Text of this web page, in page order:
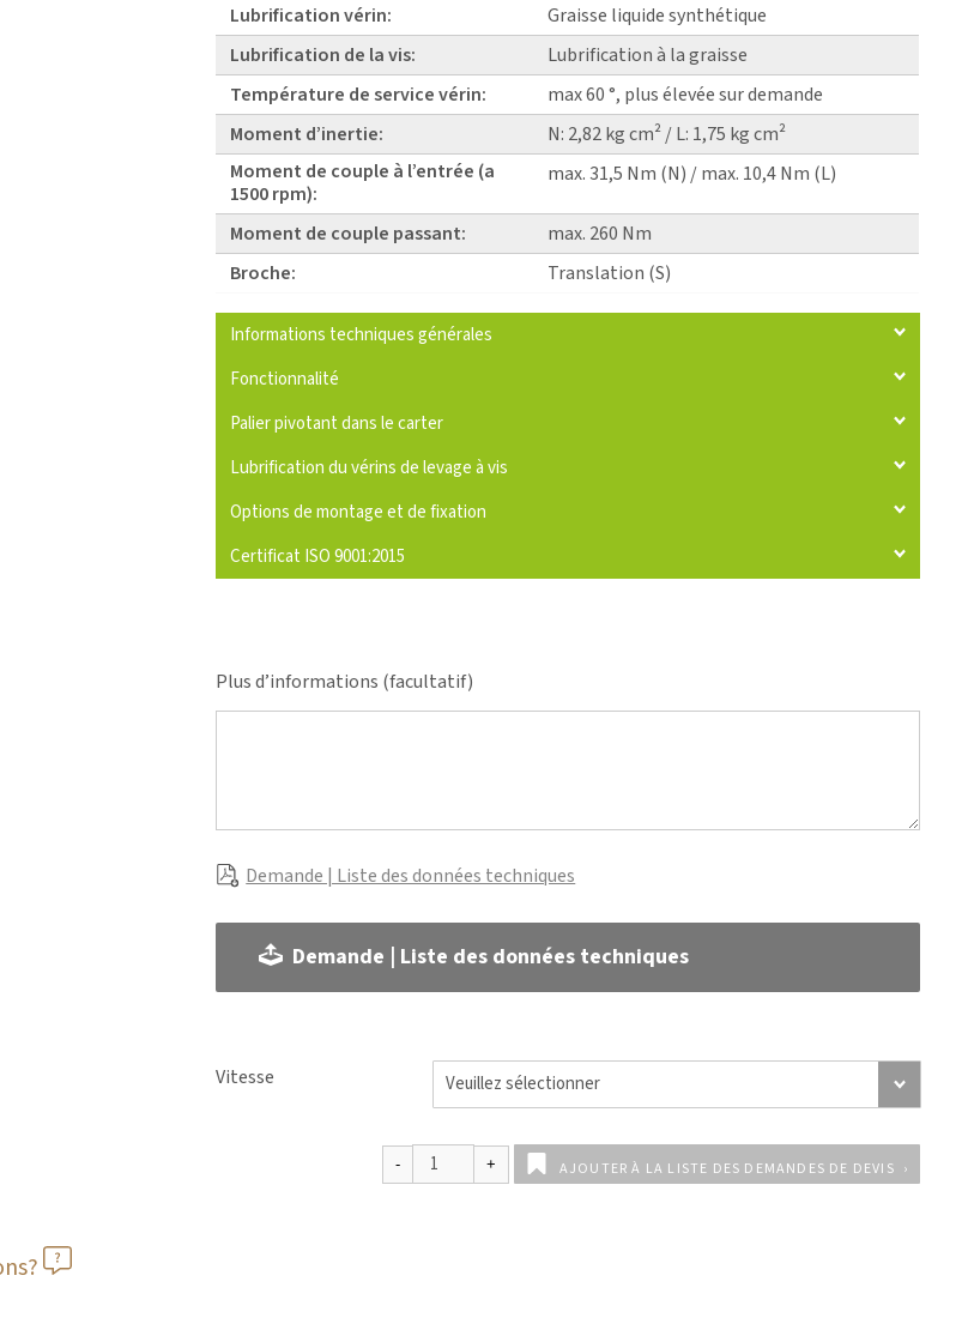
Lubrification vérin:
Graisse liquide synthétique
Lubrification de la vis:
Lubrification à la graisse
Température de service vérin:
max 60 °, plus élevée sur demande
Moment d’inertie:
N: 2,82 kg cm² / L: 1,75 kg cm²
Moment de couple à l’entrée (a
1500 rpm):
max. 31,5 Nm (N) / max. 10,4 Nm (L)
Moment de couple passant:
max. 260 Nm
Broche:
Translation (S)
Informations techniques générales
Fonctionnalité
Palier pivotant dans le carter
Lubrification du vérins de levage à vis
Options de montage et de fixation
Certificat ISO 9001:2015
Plus d’informations (facultatif)
Demande | Liste des données techniques
Demande | Liste des données techniques
Vitesse
AJOUTER À LA LISTE DES DEMANDES DE DEVIS